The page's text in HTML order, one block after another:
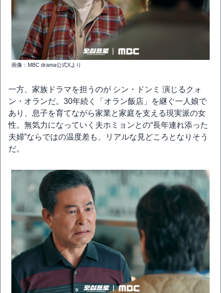
画像：MBC drama公式Xより
一方、家族ドラマを担うのが シン・ドンミ 演じるクォ
ン・オランだ。30年続く「オラン飯店」を継ぐ一人娘で
あり、息子を育てながら家業と家庭を支える現実派の女
性。無気力になっていく夫ホミョンとの“長年連れ添った
夫婦”ならではの温度差も、リアルな見どころとなりそう
だ。